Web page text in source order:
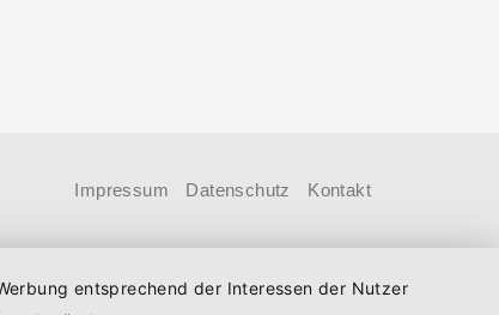
Impressum Datenschutz Kontakt
entsprechend der Interessen der Nutzer